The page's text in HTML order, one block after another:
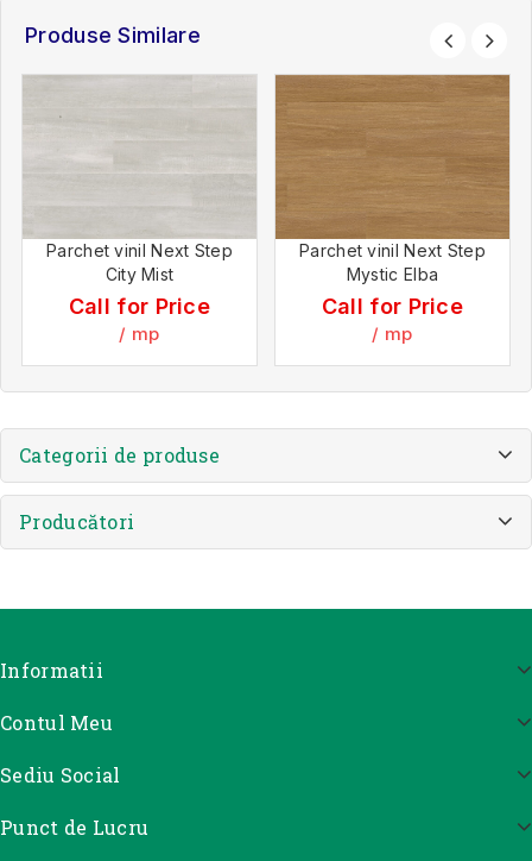
Produse Similare
Parchet vinil Next Step
City Mist
Call for Price
/ mp
Parchet vinil Next Step
Mystic Elba
Call for Price
/ mp
Categorii de produse
Producători
Informatii
Contul Meu
Sediu Social
Punct de Lucru